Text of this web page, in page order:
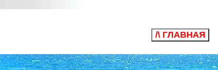
/\ ГЛАВНАЯ